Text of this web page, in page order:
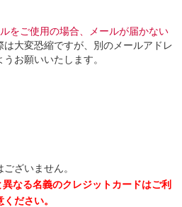
をご使用の場合、メールが届かない
は大変恐縮ですが、別のメールアドレ
お願いいたします。
ざいません。
なる名義のクレジットカードはご利
ださい。